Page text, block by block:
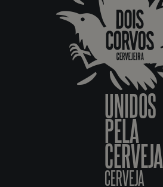
UNIDOS
PELA
CERVEJA
CERVEJA